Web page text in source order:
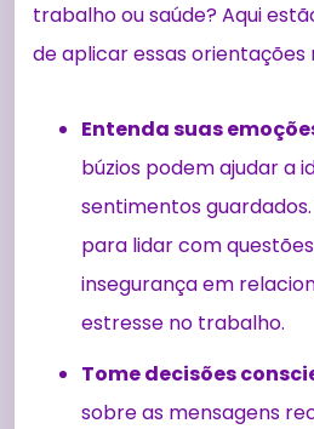
trabalho ou saúde? Aqui
de aplicar essas orientações
Entenda suas
búzios podem ajudar a
sentimentos
para lidar com
insegurança em
estresse no trabalho.
Tome decisões
sobre as mensagens